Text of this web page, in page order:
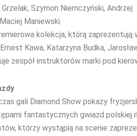
Szymon Niemczyński, Andrzej
Maniewski.
kolekcja, którą zaprezentują
Kawa, Katarzyna Budka,
zespół instruktorów marki pod
gali Diamond Show pokazy
fantastycznych gwiazd polskiej
którzy wystąpią na scenie